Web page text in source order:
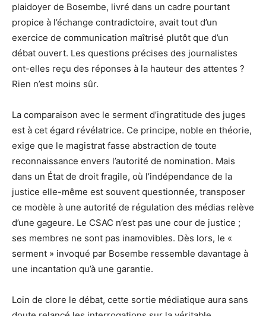
plaidoyer de Bosembe, livré dans un cadre pourtant
propice à l’échange contradictoire, avait tout d’un
exercice de communication maîtrisé plutôt que d’un
débat ouvert. Les questions précises des journalistes
ont-elles reçu des réponses à la hauteur des attentes ?
Rien n’est moins sûr.
La comparaison avec le serment d’ingratitude des juges
est à cet égard révélatrice. Ce principe, noble en théorie,
exige que le magistrat fasse abstraction de toute
reconnaissance envers l’autorité de nomination. Mais
dans un État de droit fragile, où l’indépendance de la
justice elle-même est souvent questionnée, transposer
ce modèle à une autorité de régulation des médias relève
d’une gageure. Le CSAC n’est pas une cour de justice ;
ses membres ne sont pas inamovibles. Dès lors, le «
serment » invoqué par Bosembe ressemble davantage à
une incantation qu’à une garantie.
Loin de clore le débat, cette sortie médiatique aura sans